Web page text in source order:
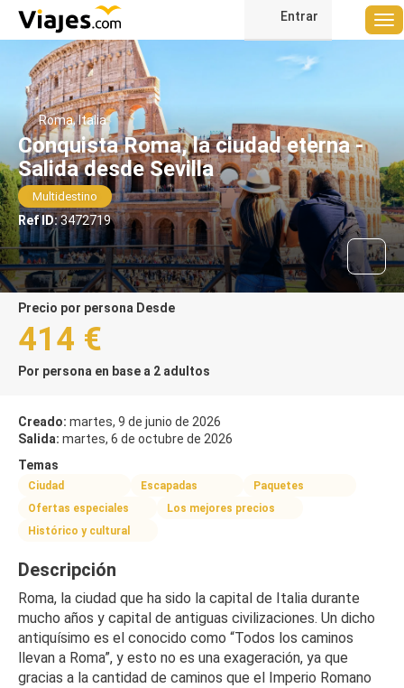
Entrar
Roma, Italia
Conquista Roma, la ciudad eterna -
Salida desde Sevilla
Multidestino
Ref ID:3472719
precio por persona Desde
414 €
Por persona en base a 2 adultos
Creado: martes, 9 de junio de 2026
Salida: martes, 6 de octubre de 2026
Temas
Ciudad Escapadas
Paquetes
Ofertas especiales
Los mejores precios
Histórico y cultural
Descripción
Roma, la ciudad que ha sido la capital de Italia durante
mucho años y capital de antiguas civilizaciones. Un dicho
antiquísimo es el conocido como “Todos los caminos
llevan a Roma”, y esto no es una exageración, ya que
gracias a la cantidad de caminos que el Imperio Romano